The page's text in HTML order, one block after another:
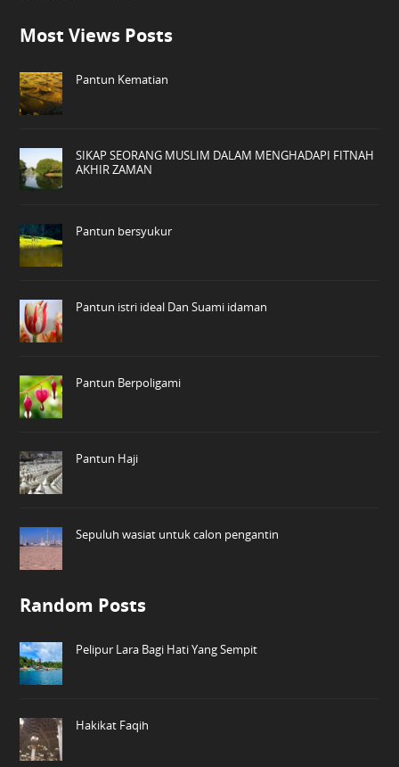
Most Views Posts
Pantun Kematian
SIKAP SEORANG MUSLIM DALAM MENGHADAPI FITNAH
AKHIR ZAMAN
Pantun bersyukur
Pantun istri ideal Dan Suami idaman
Pantun Berpoligami
Pantun Haji
Sepuluh wasiat untuk calon pengantin
Random Posts
Pelipur Lara Bagi Hati Yang Sempit
Hakikat Faqih